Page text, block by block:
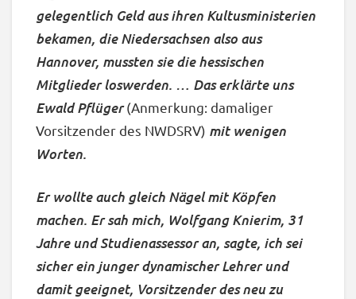
gelegentlich Geld aus ihren Kultusministerien
bekamen, die Niedersachsen also aus
Hannover, mussten sie die hessischen
Mitglieder loswerden. … Das erklärte uns
Ewald Pflüger(Anmerkung: damaliger
Vorsitzender des NWDSRV) mit wenigen
Worten.
Er wollte auch gleich Nägel mit Köpfen
machen. Er sah mich, Wolfgang Knierim, 31
Jahre und Studienassessor an, sagte, ich sei
sicher ein junger dynamischer Lehrer und
damit geeignet, Vorsitzender des neu zu